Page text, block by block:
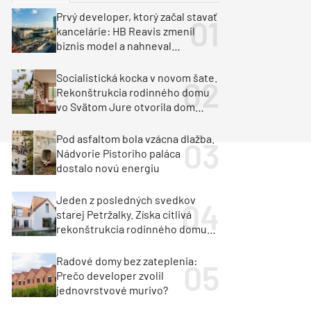
Klimatizácia a vetranie
Milan Murcka
Prvý developer, ktorý začal stavať
kancelárie: HB Reavis zmenil
biznis model a nahneval
Socialistická kocka v novom šate.
Rekonštrukcia rodinného domu
vo Svätom Jure otvorila dom
Pod asfaltom bola vzácna dlažba.
Nádvorie Pistoriho paláca
dostalo novú energiu
Jeden z posledných svedkov
starej Petržalky. Získa citlivá
rekonštrukcia rodinného domu
Radové domy bez zateplenia:
Prečo developer zvolil
jednovrstvové murivo?